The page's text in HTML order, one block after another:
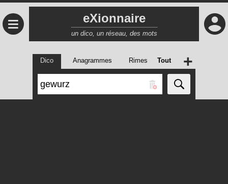
≡ eXionnaire
un dico, un réseau, des mots
Dico Anagrammes Rimes Tout +